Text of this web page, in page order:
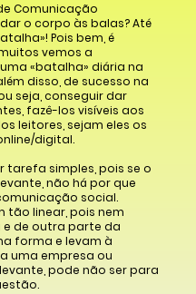
Comunicação
o corpo às balas? Até
Pois bem, é
vemos a
«batalha» diária na
disso, de sucesso na
seja, conseguir dar
fazê-los visíveis aos
leitores, sejam eles os
digital.
tarefa simples, pois se o
não há por que
social.
tão linear, pois nem
e de outra parte da
forma e levam à
uma empresa ou
pode não ser para